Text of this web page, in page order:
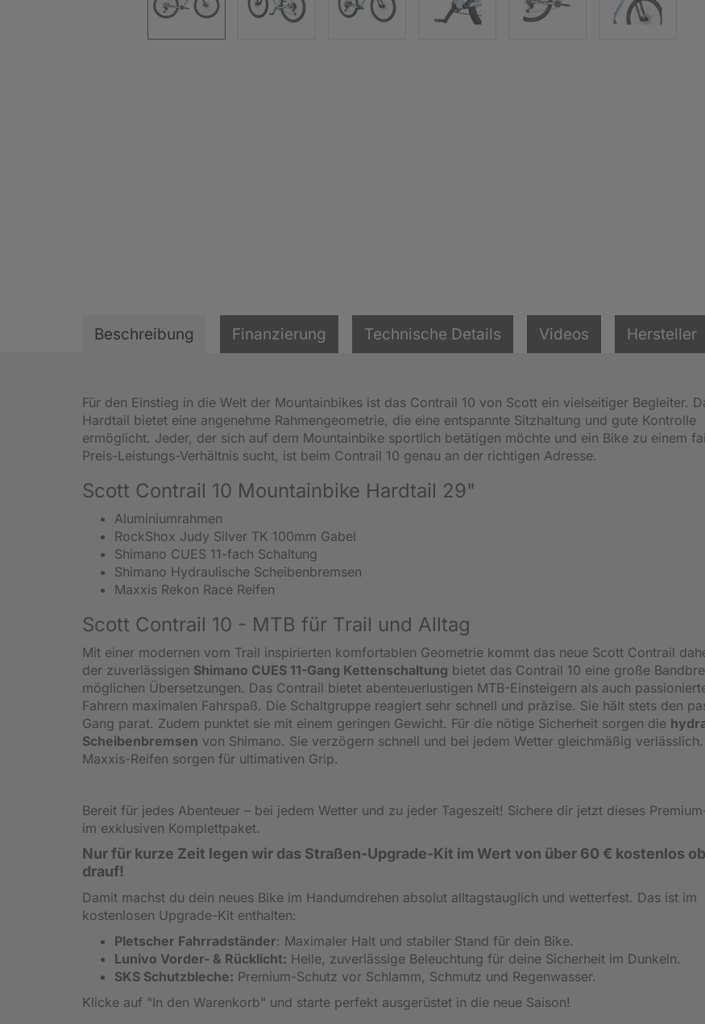
Beschreibung Finanzierung Technische Details Videos Hersteller
Für den Einstieg in die Welt der Mountainbikes ist das Contrail 10 von Scott ein vielseitiger Begleiter.
Hardtail bietet eine angenehme Rahmengeometrie, die eine entspannte Sitzhaltung und gute Kontrolle
ermöglicht. Jeder, der sich auf dem Mountainbike sportlich betätigen möchte und ein Bike zu einem
Preis-Leistungs-Verhältnis sucht, ist beim Contrail 10 genau an der richtigen Adresse.
Scott Contrail 10 Mountainbike Hardtail 29"
Aluminiumrahmen
RockShox Judy Silver TK 100mm Gabel
Shimano CUES 11-fach Schaltung
Shimano Hydraulische Scheibenbremsen
Maxxis Rekon Race Reifen
Scott Contrail 10 - MTB für Trail und Alltag
Mit einer modernen vom Trail inspirierten komfortablen Geometrie kommt das neue Scott Contrail
der zuverlässigen Shimano CUES 11-Gang Kettenschaltung bietet das Contrail 10 eine große
möglichen Übersetzungen. Das Contrail bietet abenteuerlustigen MTB-Einsteigern als auch
Fahrern maximalen Fahrspaß. Die Schaltgruppe reagiert sehr schnell und präzise. Sie hält stets den
Gang parat. Zudem punktet sie mit einem geringen Gewicht. Für die nötige Sicherheit sorgen die
Scheibenbremsen von Shimano. Sie verzögern schnell und bei jedem Wetter gleichmäßig
Maxxis-Reifen sorgen für ultimativen Grip.
Bereit für jedes Abenteuer – bei jedem Wetter und zu jeder Tageszeit! Sichere dir jetzt dieses
im exklusiven Komplettpaket.
Nur für kurze Zeit legen wir das Straßen-Upgrade-Kit im Wert von über 60 € kostenlos
drauf!
Damit machst du dein neues Bike im Handumdrehen absolut alltagstauglich und wetterfest. Das ist im
kostenlosen Upgrade-Kit enthalten:
Pletscher Fahrradständer: Maximaler Halt und stabiler Stand für dein Bike.
Lunivo Vorder- & Rücklicht: Helle, zuverlässige Beleuchtung für deine Sicherheit im Dunkeln.
SKS Schutzbleche: Premium-Schutz vor Schlamm, Schmutz und Regenwasser.
Klicke auf "In den Warenkorb" und starte perfekt ausgerüstet in die neue Saison!